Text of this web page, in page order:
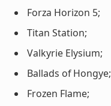
Forza Horizon 5;
Titan Station;
Valkyrie Elysium;
Ballads of Hongye;
Frozen Flame;